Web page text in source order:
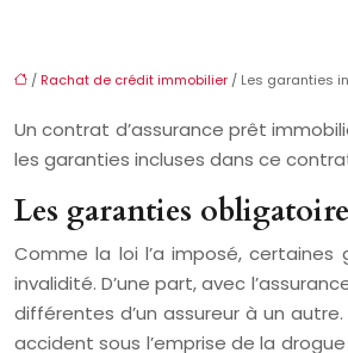
/ Rachat de crédit immobilier / Les garanties
Un contrat d’assurance prêt
les garanties incluses dans ce
Les garanties
Comme la loi l’a imposé,
invalidité. D’une part, avec
différentes d’un assureur à un
accident sous l’emprise de la